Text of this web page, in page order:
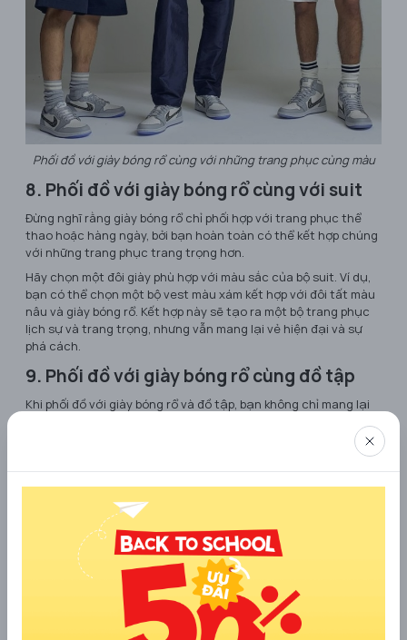
Phối đồ với giày bóng rổ cùng với những trang phục cùng màu
8. Phối đồ với giày bóng rổ cùng với suit
Đừng nghĩ rằng giày bóng rổ chỉ phối hợp với trang phục thể
thao hoặc hàng ngày, bởi bạn hoàn toàn có thể kết hợp chúng
với những trang phục trang trọng hơn.
Hãy chọn một đôi giày phù hợp với màu sắc của bộ suit. Ví dụ,
bạn có thể chọn một bộ vest màu xám kết hợp với đôi tất màu
nâu và giày bóng rổ. Kết hợp này sẽ tạo ra một bộ trang phục
lịch sự và trang trọng, nhưng vẫn mang lại vẻ hiện đại và sự
phá cách.
9. Phối đồ với giày bóng rổ cùng đồ tập
Khi phối đồ với giày bóng rổ và đồ tập, bạn không chỉ mang lại
bản thân. Phong cách này được rất nhiều bạn trẻ ưa chuộng,
bởi vì nó không chỉ mang lại cảm giác thoải mái mà còn phản
ánh sự cá tính và năng động.
trang phục nào, việc chọn một bộ đồ tập kết hợp với đôi giày
bóng rổ là một lựa chọn thông minh và không hề tồi. Điều này
giúp bạn không chỉ tạo ra một diện mạo trẻ trung và sành điệu
mà còn đảm bảo sự thoải mái và tự tin khi tập luyện.